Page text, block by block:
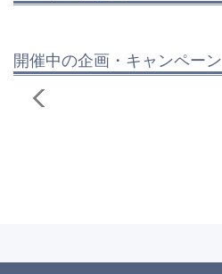
開催中の企画・キャンペーン